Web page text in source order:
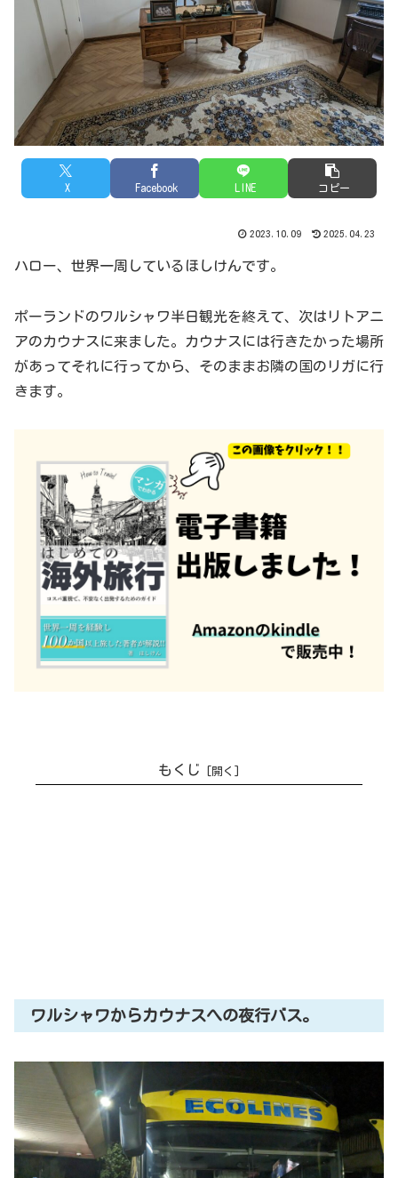
X Facebook LINE コピー
2023.10.09 2025.04.23
ハロー、世界一周しているほしけんです。
ポーランドのワルシャワ半日観光を終えて、次はリトアニ
アのカウナスに来ました。カウナスには行きたかった場所
があってそれに行ってから、そのままお隣の国のリガに行
きます。
もくじ
ワルシャワからカウナスへの夜行バス。